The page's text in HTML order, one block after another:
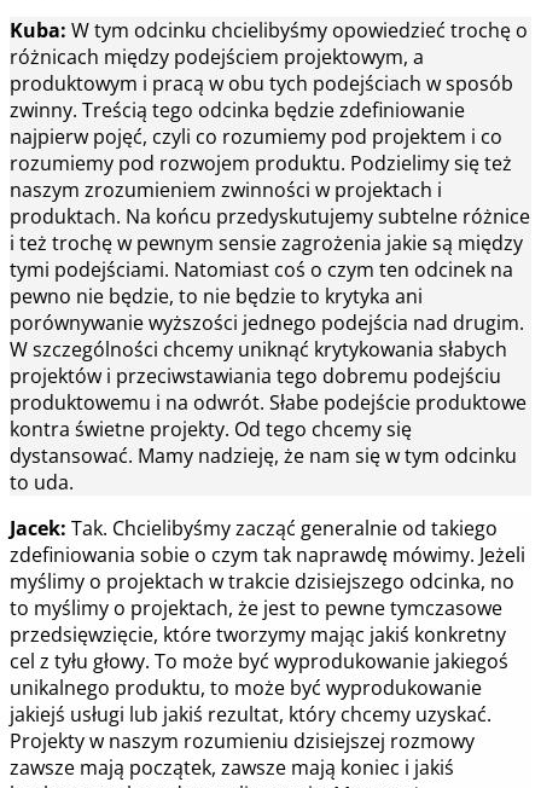
Kuba: W tym odcinku chcielibyśmy opowiedzieć trochę o
różnicach między podejściem projektowym, a
produktowym i pracą w obu tych podejściach w sposób
zwinny. Treścią tego odcinka będzie zdefiniowanie
najpierw pojęć, czyli co rozumiemy pod projektem i co
rozumiemy pod rozwojem produktu. Podzielimy się też
naszym zrozumieniem zwinności w projektach i
produktach. Na końcu przedyskutujemy subtelne różnice
i też trochę w pewnym sensie zagrożenia jakie są między
tymi podejściami. Natomiast coś o czym ten odcinek na
pewno nie będzie, to nie będzie to krytyka ani
porównywanie wyższości jednego podejścia nad drugim.
W szczególności chcemy uniknąć krytykowania słabych
projektów i przeciwstawiania tego dobremu podejściu
produktowemu i na odwrót. Słabe podejście produktowe
kontra świetne projekty. Od tego chcemy się
dystansować. Mamy nadzieję, że nam się w tym odcinku
to uda.
Jacek: Tak. Chcielibyśmy zacząć generalnie od takiego
zdefiniowania sobie o czym tak naprawdę mówimy. Jeżeli
myślimy o projektach w trakcie dzisiejszego odcinka, no
to myślimy o projektach, że jest to pewne tymczasowe
przedsięwzięcie, które tworzymy mając jakiś konkretny
cel z tyłu głowy. To może być wyprodukowanie jakiegoś
unikalnego produktu, to może być wyprodukowanie
jakiejś usługi lub jakiś rezultat, który chcemy uzyskać.
Projekty w naszym rozumieniu dzisiejszej rozmowy
zawsze mają początek, zawsze mają koniec i jakiś